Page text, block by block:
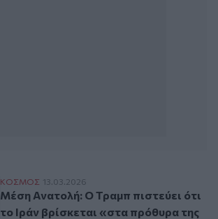
Μέση Ανατολή: Ο Τραμπ πιστεύει ότι το
ΚΟΣΜΟΣ 13.03.2026
Μέση Ανατολή: Ο Τραμπ πιστεύει ότι
το Ιράν βρίσκεται «στα πρόθυρα της